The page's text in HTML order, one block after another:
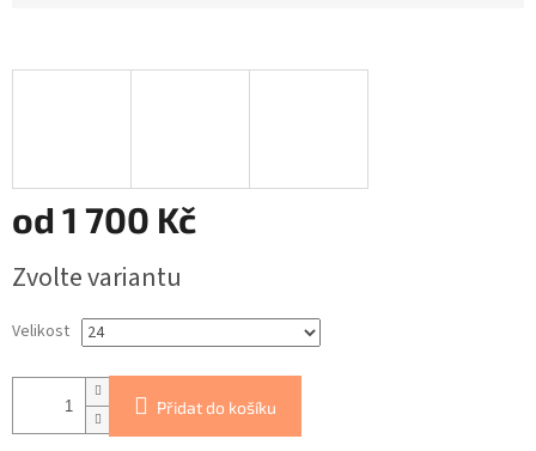
od 1 700 Kč
cena:
Zvolte variantu
Velikost
Přidat do košíku